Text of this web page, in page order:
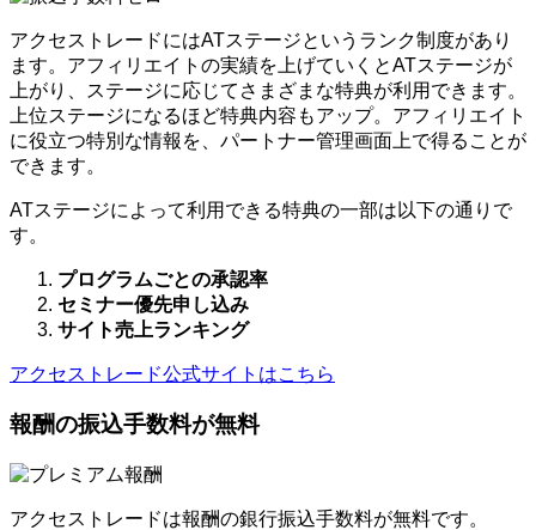
アクセストレードにはATステージというランク制度があり
ます。アフィリエイトの実績を上げていくとATステージが
上がり、ステージに応じてさまざまな特典が利用できます。
上位ステージになるほど特典内容もアップ。アフィリエイト
に役立つ特別な情報を、パートナー管理画面上で得ることが
できます。
ATステージによって利用できる特典の一部は以下の通りで
す。
プログラムごとの承認率
セミナー優先申し込み
サイト売上ランキング
アクセストレード公式サイトはこちら
報酬の振込手数料が無料
アクセストレードは報酬の銀行振込手数料が無料です。